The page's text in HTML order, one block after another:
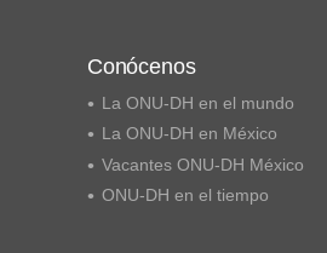
Conócenos
La ONU-DH en el mundo
La ONU-DH en México
Vacantes ONU-DH México
ONU-DH en el tiempo